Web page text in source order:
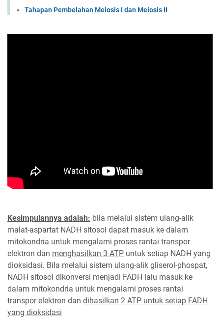
Tahapan Pembelahan Meiosis I dan Meiosis II
Kesimpulannya adalah: bila melalui sistem ulang-alik
malat-aspartat NADH sitosol dapat masuk ke dalam
mitokondria untuk mengalami proses rantai transpor
elektron dan menghasilkan 3 ATP untuk setiap NADH yang
dioksidasi. Bila melalui sistem ulang-alik gliserol-phospat,
NADH sitosol dikonversi menjadi FADH lalu masuk ke
dalam mitokondria untuk mengalami proses rantai
transpor elektron dan dihasilkan 2 ATP untuk setiap FADH
yang dioksidasi